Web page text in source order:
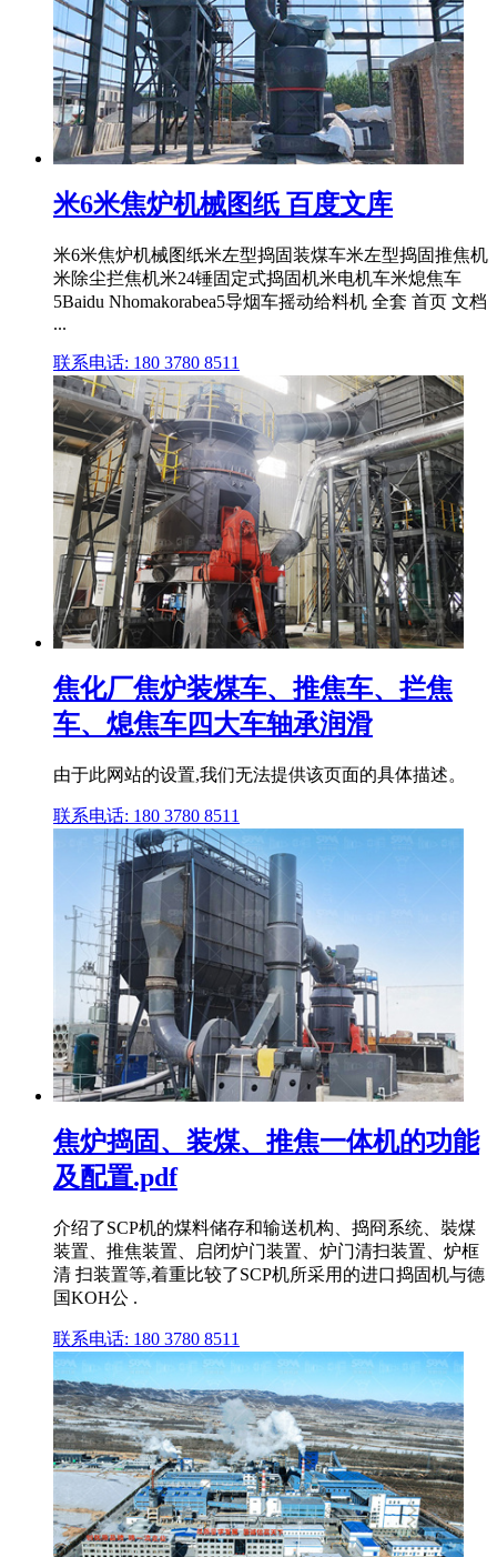
米6米焦炉机械图纸 百度文库
米6米焦炉机械图纸米左型捣固装煤车米左型捣固推焦机
米除尘拦焦机米24锤固定式捣固机米电机车米熄焦车
5Baidu Nhomakorabea5导烟车摇动给料机 全套 首页 文档
...
联系电话: 180 3780 8511
焦化厂焦炉装煤车、推焦车、拦焦
车、熄焦车四大车轴承润滑
由于此网站的设置,我们无法提供该页面的具体描述。
联系电话: 180 3780 8511
焦炉捣固、装煤、推焦一体机的功能
及配置.pdf
介绍了SCP机的煤料储存和输送机构、捣冏系统、裝煤
装置、推焦装置、启闭炉门装置、炉门清扫装置、炉框
清 扫装置等,着重比较了SCP机所采用的进口捣固机与德
国KOH公 .
联系电话: 180 3780 8511